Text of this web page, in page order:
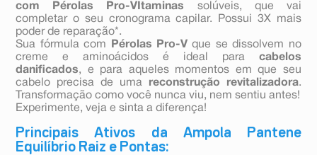
com Pérolas Pro-VItaminas
solúveis, que vai
completar o seu cronograma capilar. Possui 3X mais
poder de reparação*.
Sua fórmula com
Pérolas Pro-V que se dissolvem no
creme e aminoácidos é ideal para cabelos
danificados, e para aqueles momentos em que seu
cabelo precisa de uma reconstrução revitalizadora.
Transformação como você nunca viu, nem sentiu antes!
Experimente, veja e sinta a diferença!
Principais Ativos da Ampola Pantene
Equilíbrio Raiz e Pontas: